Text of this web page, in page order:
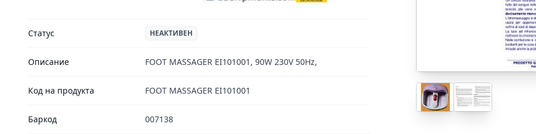
Статус НЕАКТИВЕН
Описание FOOT MASSAGER EI101001, 90W 230V 50Hz,
Код на продукта FOOT MASSAGER EI101001
Баркод 007138